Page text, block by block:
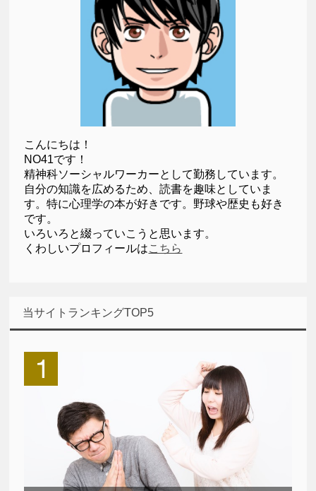
こんにちは！
NO41です！
精神科ソーシャルワーカーとして勤務しています。
自分の知識を広めるため、読書を趣味としていま
す。特に心理学の本が好きです。野球や歴史も好き
です。
いろいろと綴っていこうと思います。
くわしいプロフィールはこちら
当サイトランキングTOP5